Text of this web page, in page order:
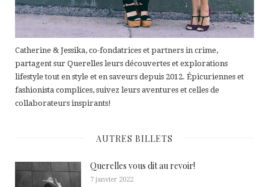
Catherine & Jessika, co-fondatrices et partners in crime,
partagent sur Querelles leurs découvertes et explorations
lifestyle tout en style et en saveurs depuis 2012. Épicuriennes et
fashionista complices, suivez leurs aventures et celles de
collaborateurs inspirants!
AUTRES BILLETS
Querelles vous dit au revoir!
7 janvier 2022